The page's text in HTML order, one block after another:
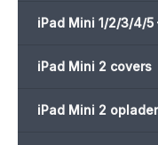
iPad Mini 1/2/3/4/
iPad Mini 2 covers
iPad Mini 2